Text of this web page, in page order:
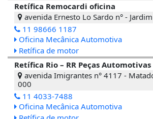
Retífica Remocardi oficina
avenida Ernesto Lo Sardo n° -
11 98666 1187
Oficina Mecânica Automotiva
Retífica de motor
Retífica Rio – RR Peças Automotivas
avenida Imigrantes n° 4117 -
000
11 4033-7488
Oficina Mecânica Automotiva